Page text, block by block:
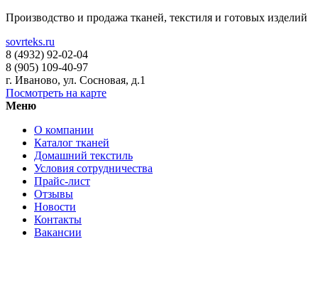
Производство и продажа тканей, текстиля и готовых изделий
sovrteks.ru
8 (4932) 92-02-04
8 (905) 109-40-97
г. Иваново, ул. Сосновая, д.1
Посмотреть на карте
Меню
О компании
Каталог тканей
Домашний текстиль
Условия сотрудничества
Прайс-лист
Отзывы
Новости
Контакты
Вакансии